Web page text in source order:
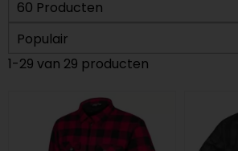
1-29 van 29 producten